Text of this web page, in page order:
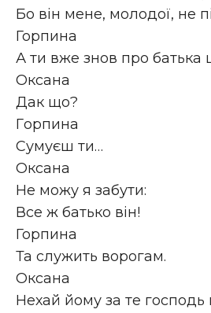
Бо він мене, молодої, не
Горпина
А ти вже знов про батька
Оксана
Дак що?
Гopпина
Сумуєш ти…
Оксана
Не можу я забути:
Все ж батько він!
Горпина
Та служить ворогам.
Оксана
Нехай йому за те господь